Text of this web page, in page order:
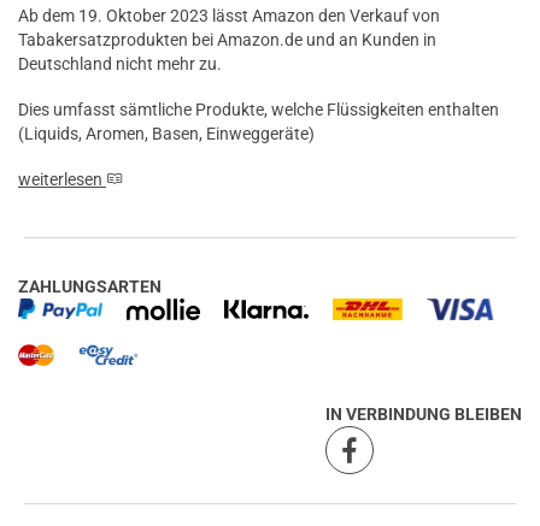
Ab dem 19. Oktober 2023 lässt Amazon den Verkauf von
Tabakersatzprodukten bei Amazon.de und an Kunden in
Deutschland nicht mehr zu.
Dies umfasst sämtliche Produkte, welche Flüssigkeiten enthalten
(Liquids, Aromen, Basen, Einweggeräte)
weiterlesen
ZAHLUNGSARTEN
IN VERBINDUNG BLEIBEN